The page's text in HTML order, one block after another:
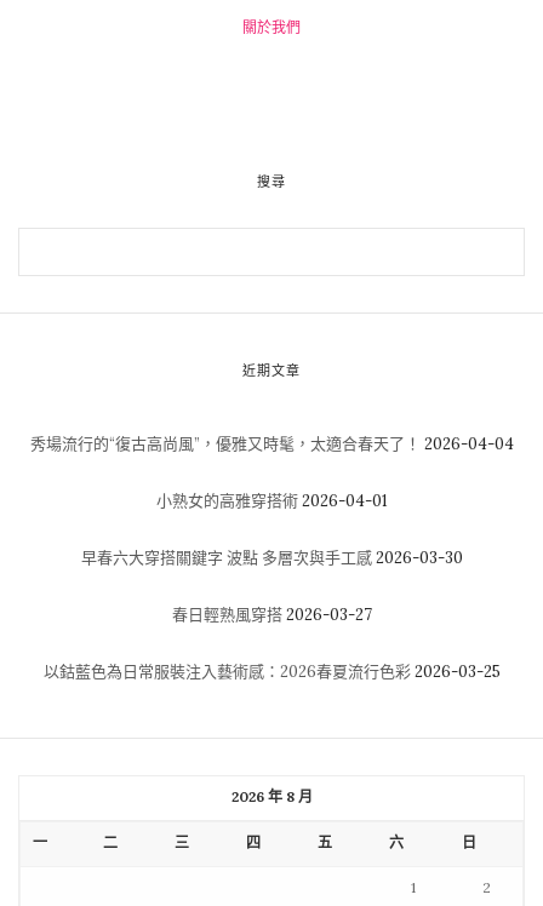
關於我們
搜尋
近期文章
秀場流行的“復古高尚風”，優雅又時髦，太適合春天了！ 2026-04-04
小熟女的高雅穿搭術 2026-04-01
早春六大穿搭關鍵字 波點 多層次與手工感 2026-03-30
春日輕熟風穿搭 2026-03-27
以鈷藍色為日常服裝注入藝術感：2026春夏流行色彩 2026-03-25
2026 年 8 月
一 二 三 四 五 六 日
1 2